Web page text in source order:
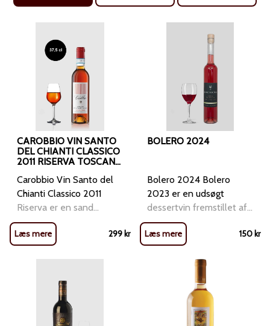
CAROBBIO VIN SANTO
DEL CHIANTI CLASSICO
2011 RISERVA TOSCANA
Carobbio Vin Santo del
Chianti Classico 2011
Riserva er en sand
meditationsvin fra hjertet
af Toscana. Denne
"hellige vin" (Vin Santo)
er resultatet af en
proces, hvor druerne
tørres i månedsvis, før de
presses og lagres i årevis
Læs mere 299kr
BOLERO 2024
Bolero 2024 Bolero
2023 er en udsøgt
dessertvin fremstillet af
Bolero-druer. Den byder
på en kompleks og
karakteristisk smagsprofil,
ideel til at ledsage
desserter eller som en
forfriskende aperitif. Det
anbefales at servere den
ved stuetemperatur for
Læs mere 150kr